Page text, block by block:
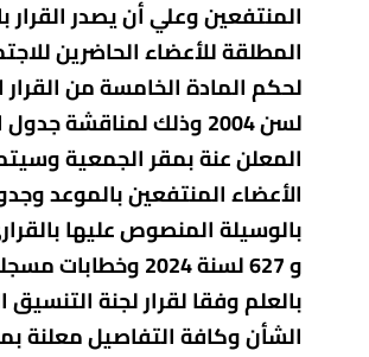
المنتفعين وعلي أن يصدر القرار
المطلقة للأعضاء الحاضرين
لسن 2004 وذلك لمناقشة
المعلن عنة بمقر الجمعية
الأعضاء المنتفعين بالموعد
و 627 لسنة 2024
بالعلم وفقا لقرار لجنة
الشأن وكافة التفاصيل معلنة